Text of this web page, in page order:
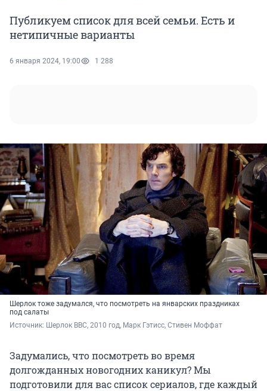
Публикуем список для всей семьи. Есть и
нетипичные варианты
6 января 2024, 19:00 1 288
Шерлок тоже задумался, что посмотреть на январских праздниках
под салаты
Источник: Шерлок BBC, 2010 год, Марк Гэтисс, Стивен Моффат
Задумались, что посмотреть во время
долгожданных новогодних каникул? Мы
подготовили для вас список сериалов, где каждый